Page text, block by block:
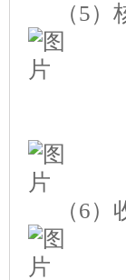
（5）
（6）